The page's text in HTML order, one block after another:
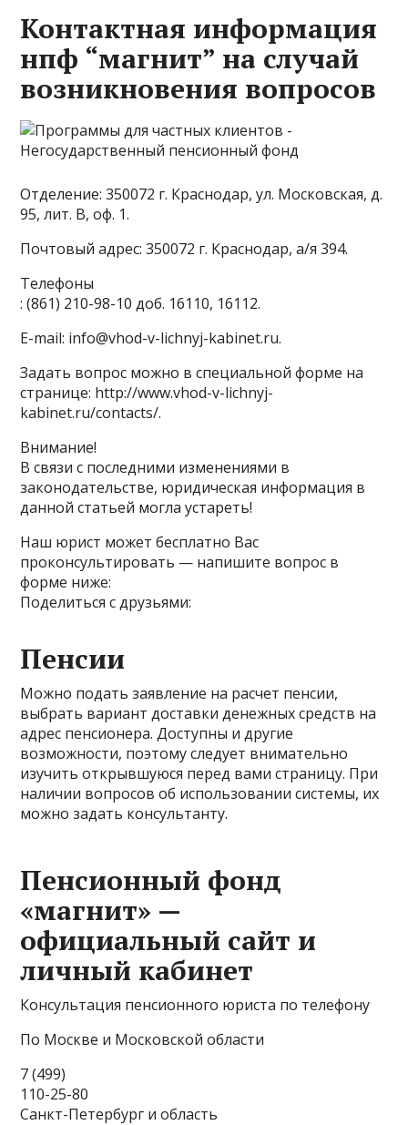
Контактная информация
нпф “магнит” на случай
возникновения вопросов
Отделение: 350072 г. Краснодар, ул. Московская, д.
95, лит. В, оф. 1.
Почтовый адрес: 350072 г. Краснодар, а/я 394.
Телефоны
: (861) 210-98-10 доб. 16110, 16112.
Е-mail: info@vhod-v-lichnyj-kabinet.ru.
Задать вопрос можно в специальной форме на
странице: http://www.vhod-v-lichnyj-
kabinet.ru/contacts/.
Внимание!
В связи с последними изменениями в
законодательстве, юридическая информация в
данной статьей могла устареть!
Наш юрист может бесплатно Вас
проконсультировать — напишите вопрос в
форме ниже:
Поделиться с друзьями:
Пенсии
Можно подать заявление на расчет пенсии,
выбрать вариант доставки денежных средств на
адрес пенсионера. Доступны и другие
возможности, поэтому следует внимательно
изучить открывшуюся перед вами страницу. При
наличии вопросов об использовании системы, их
можно задать консультанту.
Пенсионный фонд
«магнит» —
официальный сайт и
личный кабинет
Консультация пенсионного юриста по телефону
По Москве и Московской области
7 (499)
110-25-80
Санкт-Петербург и область